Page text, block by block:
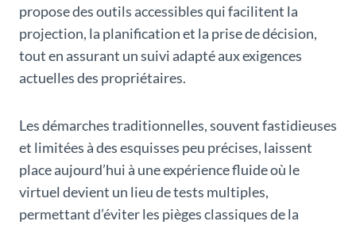
propose des outils accessibles qui facilitent la
projection, la planification et la prise de décision,
tout en assurant un suivi adapté aux exigences
actuelles des propriétaires.
Les démarches traditionnelles, souvent fastidieuses
et limitées à des esquisses peu précises, laissent
place aujourd’hui à une expérience fluide où le
virtuel devient un lieu de tests multiples,
permettant d’éviter les pièges classiques de la